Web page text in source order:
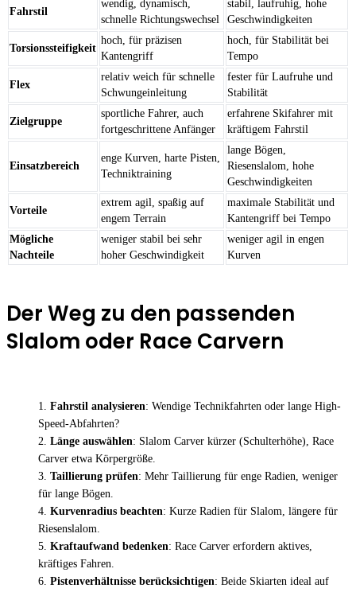
Fahrstil
wendig, dynamisch,
schnelle Richtungswechsel
stabil, laufruhig, hohe
Geschwindigkeiten
Torsionssteifigkeit
hoch, für präzisen
Kantengriff
hoch, für Stabilität bei
Tempo
Flex
relativ weich für schnelle
Schwungeinleitung
fester für Laufruhe und
Stabilität
Zielgruppe
sportliche Fahrer, auch
fortgeschrittene Anfänger
erfahrene Skifahrer mit
kräftigem Fahrstil
Einsatzbereich
enge Kurven, harte Pisten,
Techniktraining
lange Bögen,
Riesenslalom, hohe
Geschwindigkeiten
Vorteile
extrem agil, spaßig auf
engem Terrain
maximale Stabilität und
Kantengriff bei Tempo
Mögliche
Nachteile
weniger stabil bei sehr
hoher Geschwindigkeit
weniger agil in engen
Kurven
Der Weg zu den passenden
Slalom oder Race Carvern
Fahrstil analysieren: Wendige Technikfahrten oder lange High-
Speed-Abfahrten?
Länge auswählen: Slalom Carver kürzer (Schulterhöhe), Race
Carver etwa Körpergröße.
Taillierung prüfen: Mehr Taillierung für enge Radien, weniger
für lange Bögen.
Kurvenradius beachten: Kurze Radien für Slalom, längere für
Riesenslalom.
Kraftaufwand bedenken: Race Carver erfordern aktives,
kräftiges Fahren.
Pistenverhältnisse berücksichtigen: Beide Skiarten ideal auf